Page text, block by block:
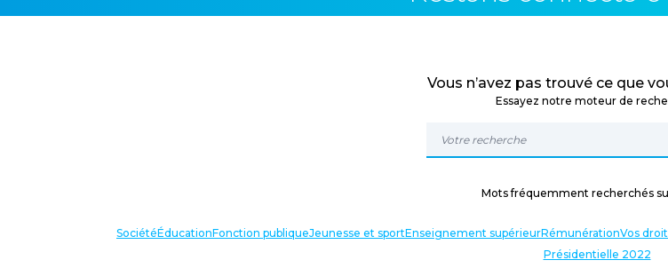
Vous n’avez pas trouvé ce que
Essayez notre moteur de
Mots fréquemment recherchés
SociétéÉducationFonction publiqueJeunesse et sportEnseignement supérieurRémunérationVos
Présidentielle 2022